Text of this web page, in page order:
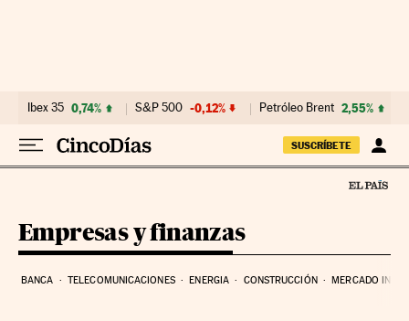
Ibex 35 0,74% S&P 500 -0,12% Petróleo Brent 2,55%
SUSCRÍBETE
Empresas y finanzas
BANCA TELECOMUNICACIONES ENERGIA CONSTRUCCIÓN MERCADO